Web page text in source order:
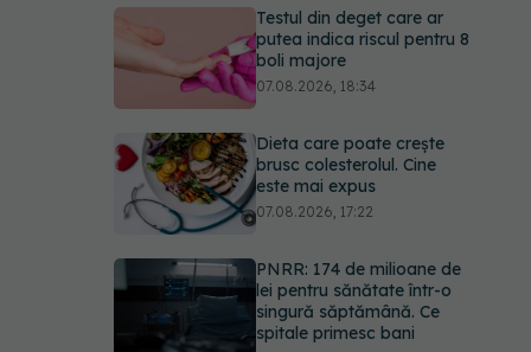
brusc colesterolul. Cine
este mai expus
07.08.2026, 17:22
lei pentru sănătate într-o
singură săptămână. Ce
spitale primesc bani
07.08.2026, 16:41
preferată despre vârsta
pe care o ai. Care este
"codul cromatic" al
generațiilor